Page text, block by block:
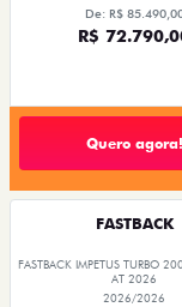
De: R$
R$
Quero agora!
FASTBACK
FASTBACK IMPETUS TURBO
AT 2026
2026/2026